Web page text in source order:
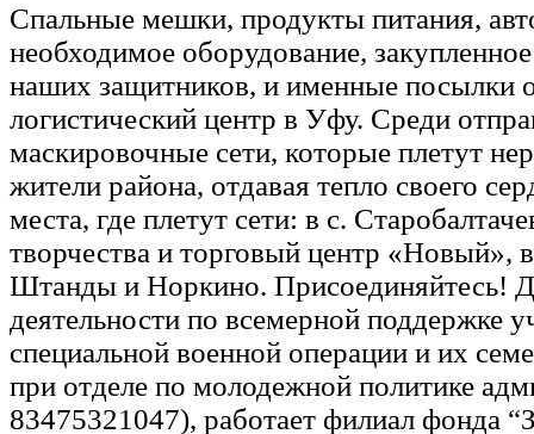
Спальные мешки, продукты питания,
необходимое оборудование,
наших защитников, и именные посылки
логистический центр в Уфу. Среди
маскировочные сети, которые плетут
жители района, отдавая тепло своего
места, где плетут сети: в с.
творчества и торговый центр «Новый»,
Штанды и Норкино. Присоединяйтесь!
деятельности по всемерной поддержке
специальной военной операции и их
при отделе по молодежной политике
83475321047), работает филиал фонда